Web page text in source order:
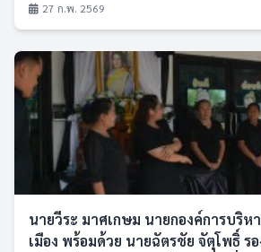
27 ก.พ. 2569
นายวีระ มาศเกษม นายกองค์การบริห
เมือง พร้อมด้วย นายฉัตรชัย จัตุโพธิ์ ร